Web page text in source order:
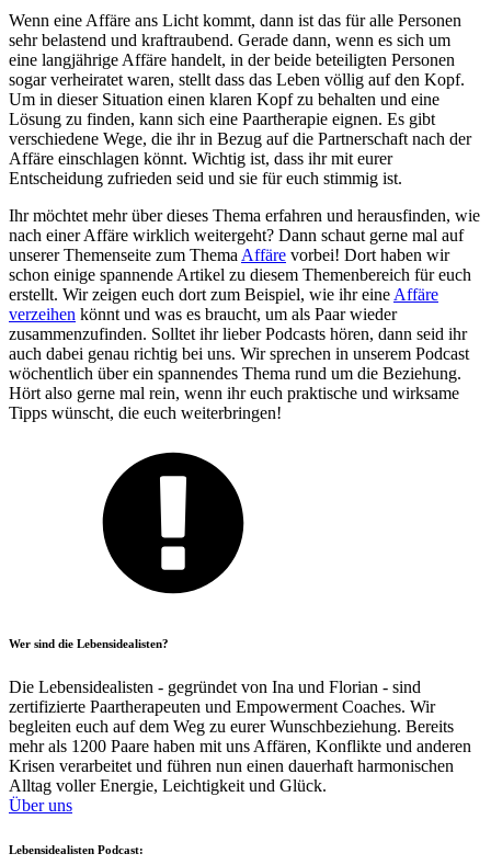
Wenn eine Affäre ans Licht kommt, dann ist das für alle Personen
sehr belastend und kraftraubend. Gerade dann, wenn es sich um
eine langjährige Affäre handelt, in der beide beteiligten Personen
sogar verheiratet waren, stellt dass das Leben völlig auf den Kopf.
Um in dieser Situation einen klaren Kopf zu behalten und eine
Lösung zu finden, kann sich eine Paartherapie eignen. Es gibt
verschiedene Wege, die ihr in Bezug auf die Partnerschaft nach der
Affäre einschlagen könnt. Wichtig ist, dass ihr mit eurer
Entscheidung zufrieden seid und sie für euch stimmig ist.
Ihr möchtet mehr über dieses Thema erfahren und herausfinden, wie
nach einer Affäre wirklich weitergeht? Dann schaut gerne mal auf
unserer Themenseite zum Thema Affäre vorbei! Dort haben wir
schon einige spannende Artikel zu diesem Themenbereich für euch
erstellt. Wir zeigen euch dort zum Beispiel, wie ihr eine Affäre
verzeihen könnt und was es braucht, um als Paar wieder
zusammenzufinden. Solltet ihr lieber Podcasts hören, dann seid ihr
auch dabei genau richtig bei uns. Wir sprechen in unserem Podcast
wöchentlich über ein spannendes Thema rund um die Beziehung.
Hört also gerne mal rein, wenn ihr euch praktische und wirksame
Tipps wünscht, die euch weiterbringen!
Wer sind die Lebensidealisten?
Die Lebensidealisten - gegründet von Ina und Florian - sind
zertifizierte Paartherapeuten und Empowerment Coaches. Wir
begleiten euch auf dem Weg zu eurer Wunschbeziehung. Bereits
mehr als 1200 Paare haben mit uns Affären, Konflikte und anderen
Krisen verarbeitet und führen nun einen dauerhaft harmonischen
Alltag voller Energie, Leichtigkeit und Glück.
Über uns
Lebensidealisten Podcast: